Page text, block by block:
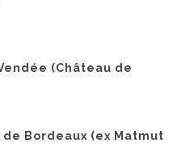
(Château de
Bordeaux (ex Matmut